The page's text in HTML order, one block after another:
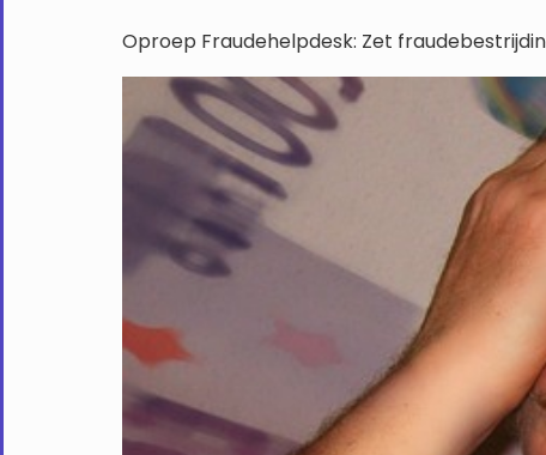
Oproep Fraudehelpdesk: Zet